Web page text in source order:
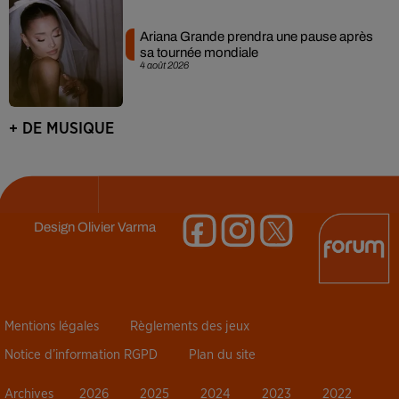
4 août 2026
Ariana Grande prendra une pause après
sa tournée mondiale
+ DE MUSIQUE
DesignOlivier Varma
Mentions légales Règlements des jeux
Notice d’information RGPD Plan du site
Archives 2026 2025 2024 2023 2022